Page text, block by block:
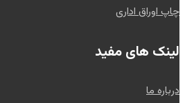
چاپ اوراق اداری
لینک های مفید
درباره ما